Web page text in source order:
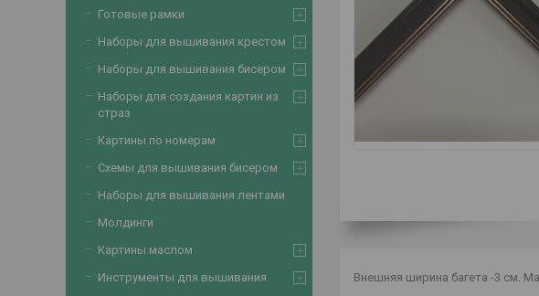
Внешняя ширина багета -3 см.
Готовые рамки
Наборы для вышивания крестом
Наборы для вышивания бисером
Наборы для создания картин из
страз
Картины по номерам
Схемы для вышивания бисером
Наборы для вышивания лентами
Молдинги
Картины маслом
Инструменты для вышивания